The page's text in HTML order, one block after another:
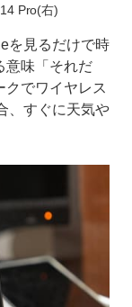
Pro(右)
を見るだけで時
意味「それだ
クでワイヤレス
、すぐに天気や